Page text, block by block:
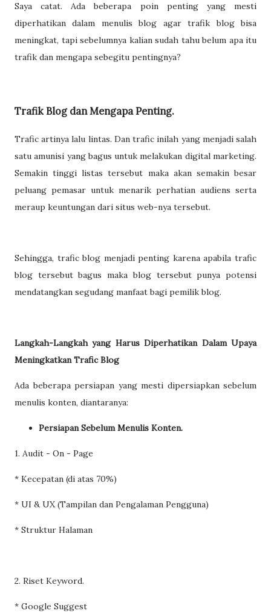
Saya catat. Ada beberapa poin penting yang mesti
diperhatikan dalam menulis blog agar trafik blog bisa
meningkat, tapi sebelumnya kalian sudah tahu belum apa itu
trafik dan mengapa sebegitu pentingnya?
Trafik Blog dan Mengapa Penting.
Trafic artinya lalu lintas. Dan trafic inilah yang menjadi salah
satu amunisi yang bagus untuk melakukan digital marketing.
Semakin tinggi listas tersebut maka akan semakin besar
peluang pemasar untuk menarik perhatian audiens serta
meraup keuntungan dari situs web-nya tersebut.
Sehingga, trafic blog menjadi penting karena apabila trafic
blog tersebut bagus maka blog tersebut punya potensi
mendatangkan segudang manfaat bagi pemilik blog.
Langkah-Langkah yang Harus Diperhatikan Dalam Upaya
Meningkatkan Trafic Blog
Ada beberapa persiapan yang mesti dipersiapkan sebelum
menulis konten, diantaranya:
Persiapan Sebelum Menulis Konten.
1. Audit - On - Page
* Kecepatan (di atas 70%)
* UI & UX (Tampilan dan Pengalaman Pengguna)
* Struktur Halaman
2. Riset Keyword.
* Google Suggest